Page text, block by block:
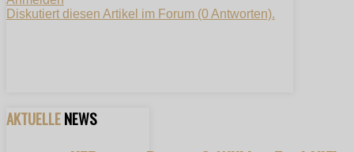
Diskutiert diesen Artikel im Forum (0 Antworten).
AKTUELLENEWS